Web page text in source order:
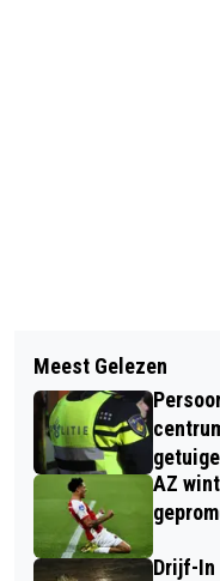
ZWEMBAD
ALKMAAR
SPORT-Z MET
Meest Gelezen
AZ
Drijf-In